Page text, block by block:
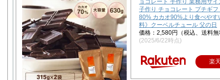
ョコレート 手作り 業務用サ
子作り チョコレート プチギフ
80% カカオ90%より食べやす
料》クーベルチュール 父の日
価格：2,580円（税込、送料
(2025/6/22時点)
楽